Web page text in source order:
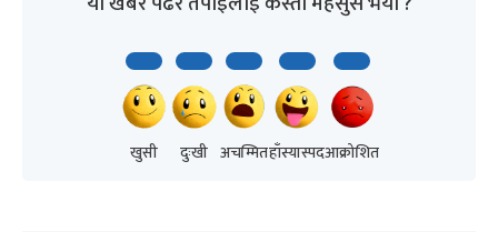
खुसी दुःखी अचम्मितहाँस्यास्पदआक्रोशित